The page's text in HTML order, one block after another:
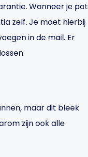
Wanneer je pot
zelf. Je moet hierbij
in de mail. Er
maar dit bleek
zijn ook alle